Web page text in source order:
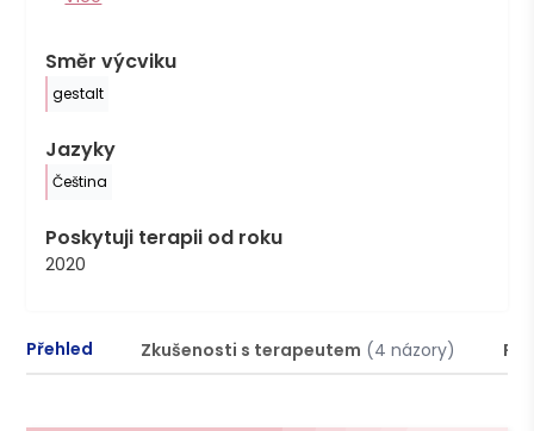
Směr výcviku
gestalt
Jazyky
Čeština
Poskytuji terapii od roku
2020
Přehled Zkušenosti s terapeutem (4 názory)